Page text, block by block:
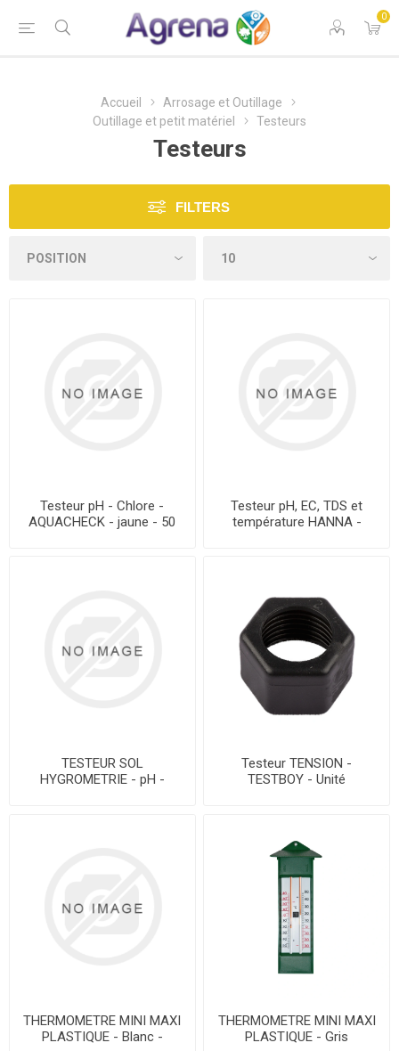
0
Accueil
Arrosage et Outillage
Outillage et petit matériel
Testeurs
Testeurs
FILTERS
Testeur pH - Chlore -
AQUACHECK - jaune - 50
Testeur pH, EC, TDS et
température HANNA -
TESTEUR SOL
HYGROMETRIE - pH -
Testeur TENSION -
TESTBOY - Unité
THERMOMETRE MINI MAXI
PLASTIQUE - Blanc -
THERMOMETRE MINI MAXI
PLASTIQUE - Gris